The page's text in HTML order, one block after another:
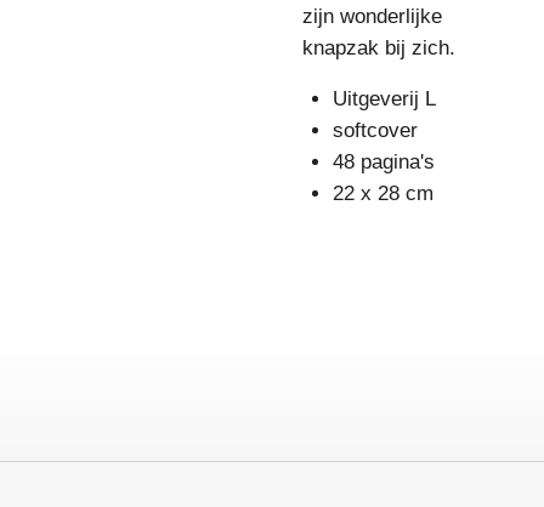
zijn wonderlijke
knapzak bij zich.
Uitgeverij L
softcover
48 pagina's
22 x 28 cm